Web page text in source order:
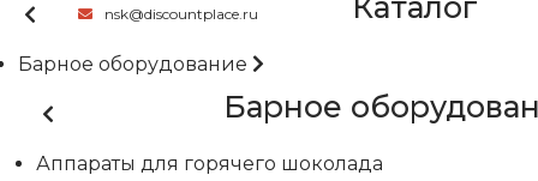
nsk@discountplace.ru Каталог
Барное оборудование
Барное
Аппараты для горячего шоколада